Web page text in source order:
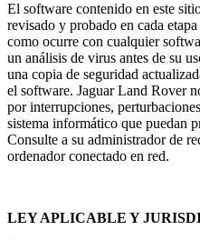
El software contenido en este
revisado y probado en cada
como ocurre con cualquier
un análisis de virus antes de su
una copia de seguridad
el software. Jaguar Land Rover
por interrupciones,
sistema informático que puedan
Consulte a su administrador de
ordenador conectado en red.
LEY APLICABLE Y